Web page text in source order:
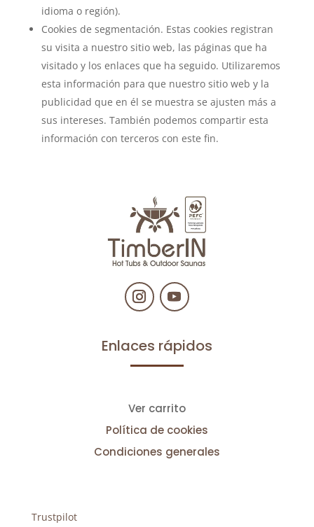
idioma o región).
Cookies de segmentación. Estas cookies registran
su visita a nuestro sitio web, las páginas que ha
visitado y los enlaces que ha seguido. Utilizaremos
esta información para que nuestro sitio web y la
publicidad que en él se muestra se ajusten más a
sus intereses. También podemos compartir esta
información con terceros con este fin.
Enlaces rápidos
Ver carrito
Política de cookies
Condiciones generales
Trustpilot